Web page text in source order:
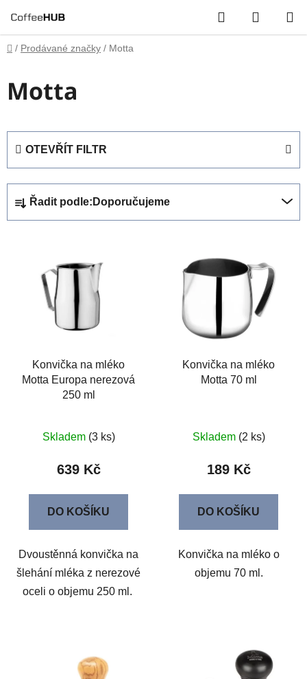
na
obsah
Hledat
KOŠÍK
Domů
/ Prodávané značky / Motta
Motta
OTEVŘÍT FILTR
Ř
a
z
Řadit podle: Doporučujeme
Konvička na mléko
Motta Europa nerezová
250 ml
Skladem (3 ks)
639 Kč
DO KOŠÍKU
Dvoustěnná konvička na
šlehání mléka z nerezové
oceli o objemu 250 ml.
Konvička na mléko
Motta 70 ml
Skladem (2 ks)
189 Kč
DO KOŠÍKU
Konvička na mléko o
objemu 70 ml.